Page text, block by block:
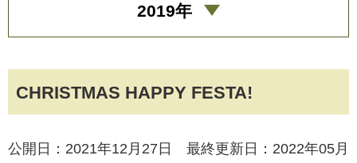
CHRISTMAS HAPPY FESTA!
公開日：2021年12月27日 最終更新日：2022年05月
2019年